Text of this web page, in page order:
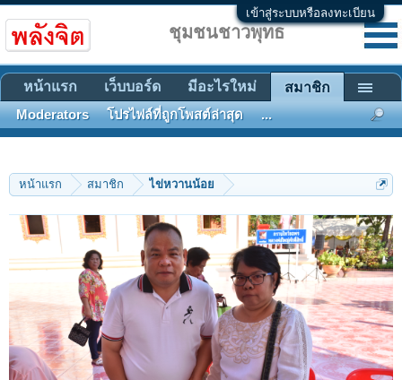
เข้าสู่ระบบหรือลงทะเบียน
หน้าแรก สมาชิก ไข่หวานน้อย
ชุมชนชาวพุทธ
หน้าแรก เว็บบอร์ด มีอะไรใหม่ สมาชิก
Moderators โปรไฟล์ที่ถูกโพสต์ล่าสุด ...